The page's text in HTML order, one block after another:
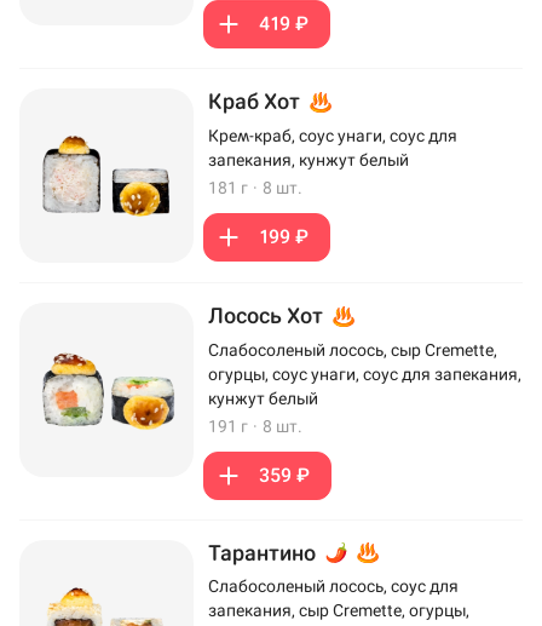
419 ₽
Краб Хот
Крем-краб, соус унаги, соус для
запекания, кунжут белый
181 г · 8 шт.
199 ₽
Лосось Хот
Слабосоленый лосось, сыр Cremette,
огурцы, соус унаги, соус для запекания,
кунжут белый
191 г · 8 шт.
359 ₽
Тарантино
Слабосоленый лосось, соус для
запекания, сыр Cremette, огурцы,